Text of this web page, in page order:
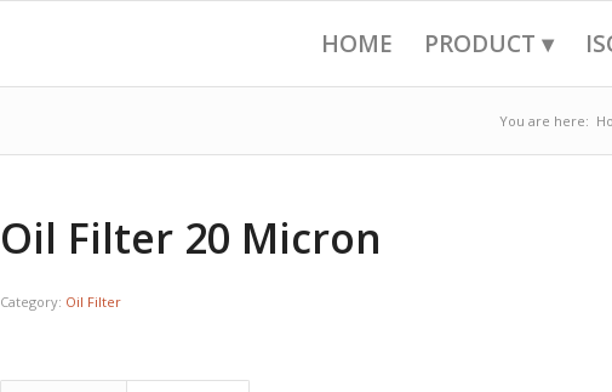
HOME PRODUCT ▾
You are here:
Oil Filter 20 Micron
Category: Oil Filter